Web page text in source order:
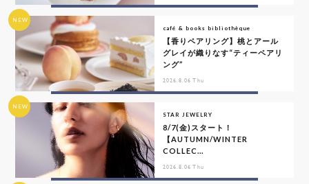
NEW
café & books bibliothèque
【香りペアリング】桃とアール
グレイが織りなす“ティーペアリ
ング”
2026.8.06 Thu
NEW
STAR JEWELRY
8/7(金)スタート！
【AUTUMN/WINTER
COLLEC...
2026.8.06 Thu